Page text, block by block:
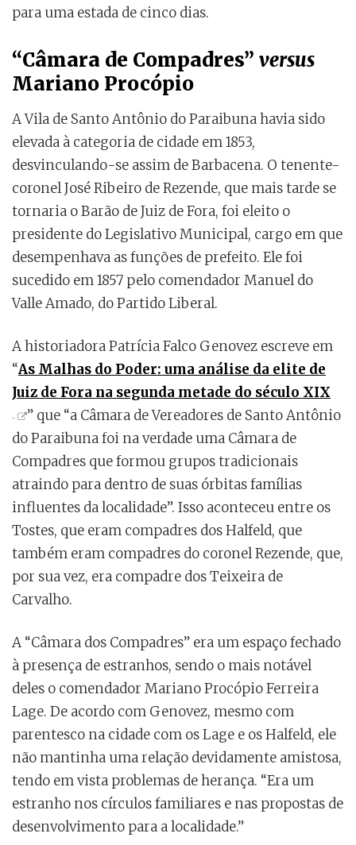
para uma estada de cinco dias.
“Câmara de Compadres” versus
Mariano Procópio
A Vila de Santo Antônio do Paraibuna havia sido
elevada à categoria de cidade em 1853,
desvinculando-se assim de Barbacena. O tenente-
coronel José Ribeiro de Rezende, que mais tarde se
tornaria o Barão de Juiz de Fora, foi eleito o
presidente do Legislativo Municipal, cargo em que
desempenhava as funções de prefeito. Ele foi
sucedido em 1857 pelo comendador Manuel do
Valle Amado, do Partido Liberal.
A historiadora Patrícia Falco Genovez escreve em
“As Malhas do Poder: uma análise da elite de
Juiz de Fora na segunda metade do século XIX
” que “a Câmara de Vereadores de Santo Antônio
do Paraibuna foi na verdade uma Câmara de
Compadres que formou grupos tradicionais
atraindo para dentro de suas órbitas famílias
influentes da localidade”. Isso aconteceu entre os
Tostes, que eram compadres dos Halfeld, que
também eram compadres do coronel Rezende, que,
por sua vez, era compadre dos Teixeira de
Carvalho.
A “Câmara dos Compadres” era um espaço fechado
à presença de estranhos, sendo o mais notável
deles o comendador Mariano Procópio Ferreira
Lage. De acordo com Genovez, mesmo com
parentesco na cidade com os Lage e os Halfeld, ele
não mantinha uma relação devidamente amistosa,
tendo em vista problemas de herança. “Era um
estranho nos círculos familiares e nas propostas de
desenvolvimento para a localidade.”